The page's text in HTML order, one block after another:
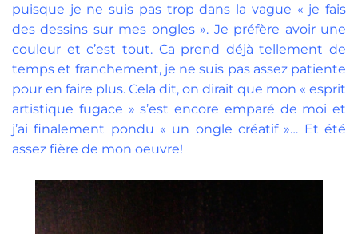
puisque je ne suis pas trop dans la vague « je fais
des dessins sur mes ongles ». Je préfère avoir une
couleur et c’est tout. Ca prend déjà tellement de
temps et franchement, je ne suis pas assez patiente
pour en faire plus. Cela dit, on dirait que mon « esprit
artistique fugace » s’est encore emparé de moi et
j’ai finalement pondu « un ongle créatif »… Et été
assez fière de mon oeuvre!